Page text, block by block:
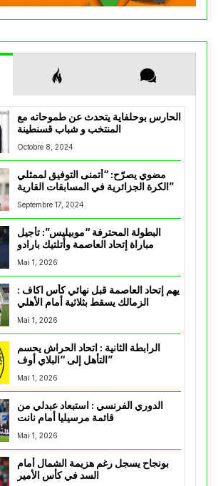
الحارس بوحلفاية يتحدث عن طموحاته مع
المنتخب و شباب قسنطينة
Octobre 8, 2024
مضوي يصرّح: “أتمنى التوفيق لممثلي
الكرة الجزائرية في المسابقات القارية”
Septembre 17, 2024
البطولة المحترفة “موبيليس”: تأجيل
مباراة إتحاد العاصمة وأتلتيك بارادو
Mai 1, 2026
يهم إتحاد العاصمة قبل نهائي كأس اكاف :
Mai 1, 2026
الرابطة الثانية : اتحاد الحراش يحسم
التأهل إلى “البلاي أوف”
Mai 1, 2026
الدوري الفرنسي : استبعاد عبدلي من
قائمة مرسيليا أمام نانت
Mai 1, 2026
بونجاح يسجل رغم هزيمة الشمال أمام
السد في كأس الأمير